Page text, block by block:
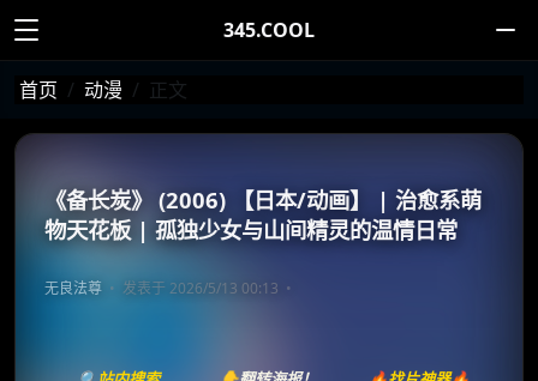
345.COOL
首页 动漫 正文
《备长炭》 (2006) 【日本/动画】 | 治愈系萌
物天花板 | 孤独少女与山间精灵的温情日常
无良法尊 发表于 2026/5/13 00:13